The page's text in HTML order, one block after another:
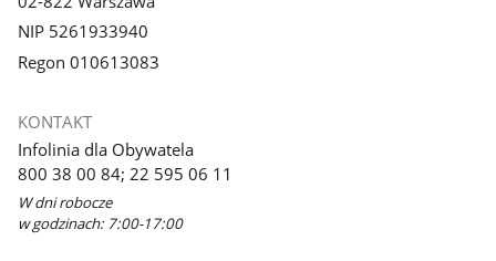
NIP 5261933940
Regon 010613083
KONTAKT
Infolinia dla Obywatela
800 38 00 84; 22 595 06 11
W dni robocze
w godzinach: 7:00-17:00